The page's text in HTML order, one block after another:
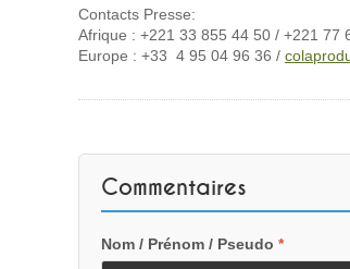
Contacts Presse:
Afrique : +221 33 855 44 50 / +221 77
Europe : +33 4 95 04 96 36 /
Commentaires
Nom / Prénom / Pseudo *